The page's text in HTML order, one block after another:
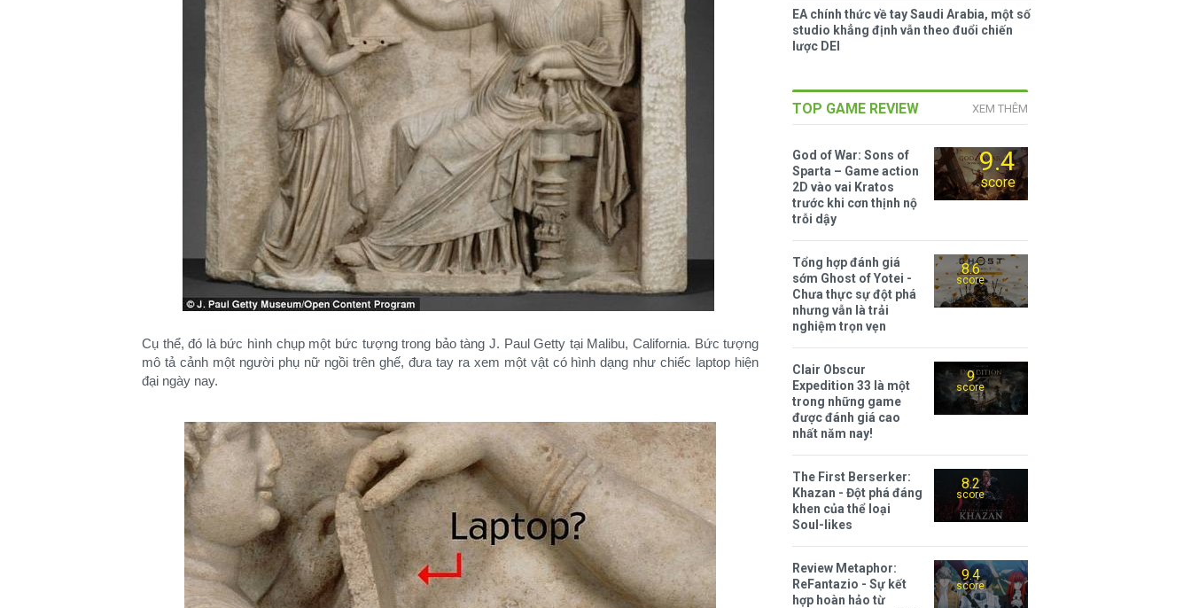
Cụ thể, đó là bức hình chụp một bức tượng trong bảo tàng J. Paul Getty tại Malibu, California. Bức tượng
mô tả cảnh một người phụ nữ ngồi trên ghế, đưa tay ra xem một vật có hình dạng như chiếc laptop hiện
đại ngày nay.
EA chính thức về tay Saudi Arabia, một số
studio khẳng định vẫn theo đuổi chiến
lược DEI
TOP GAME REVIEW XEM THÊM
9.4
score
God of War: Sons of
Sparta – Game action
2D vào vai Kratos
trước khi cơn thịnh nộ
trỗi dậy
8.6
score
Tổng hợp đánh giá
sớm Ghost of Yotei -
Chưa thực sự đột phá
nhưng vẫn là trải
nghiệm trọn vẹn
9
score
Clair Obscur
Expedition 33 là một
trong những game
được đánh giá cao
nhất năm nay!
8.2
score
The First Berserker:
Khazan - Đột phá đáng
khen của thể loại
Soul-likes
9.4
score
Review Metaphor:
ReFantazio - Sự kết
hợp hoàn hảo từ